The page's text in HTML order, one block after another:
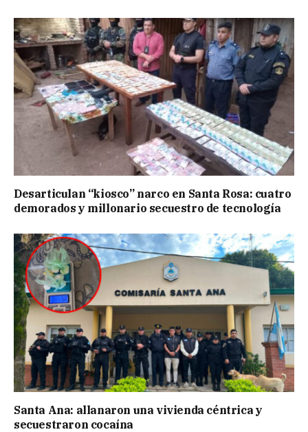
Desarticulan “kiosco” narco en Santa Rosa: cuatro
demorados y millonario secuestro de tecnología
Santa Ana: allanaron una vivienda céntrica y
secuestraron cocaína